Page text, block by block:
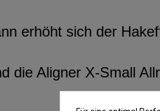
erhöht sich der
die Aligner X-Small